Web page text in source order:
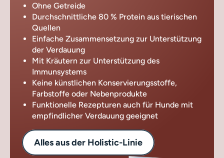
Ohne Getreide
Durchschnittliche 80 % Protein aus tierischen
Quellen
Einfache Zusammensetzung zur Unterstützung
der Verdauung
Mit Kräutern zur Unterstützung des
Immunsystems
Keine künstlichen Konservierungsstoffe,
Farbstoffe oder Nebenprodukte
Funktionelle Rezepturen auch für Hunde mit
empfindlicher Verdauung geeignet
Alles aus der Holistic-Linie